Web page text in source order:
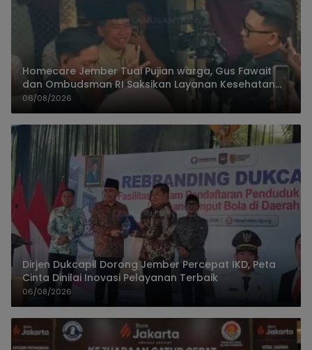
Homecare Jember Tuai Pujian warga, Gus Fawait
dan Ombudsman RI Saksikan Layanan Kesehatan
Rumah Pasien
06/08/2026
Dirjen Dukcapil Dorong Jember Percepat IKD, Peta
Cinta Dinilai Inovasi Pelayanan Terbaik
06/08/2026